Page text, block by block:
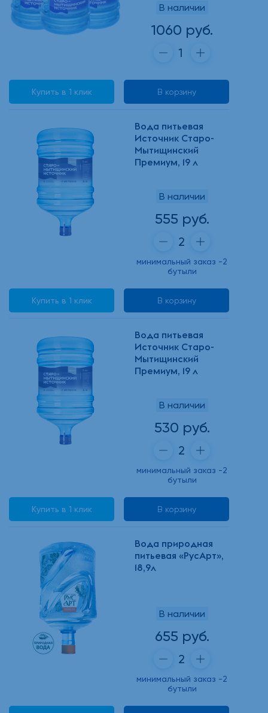
В наличии
1060 руб.
Купить в 1 клик В корзину
Вода питьевая
Источник Старо-
Мытищинский
Премиум, 19 л
В наличии
555 руб.
минимальный заказ -2
бутыли
Купить в 1 клик В корзину
Вода питьевая
Источник Старо-
Мытищинский
Премиум, 19 л
В наличии
530 руб.
минимальный заказ -2
бутыли
Купить в 1 клик В корзину
Вода природная
питьевая «РусАрт»,
18,9л
В наличии
655 руб.
минимальный заказ -2
бутыли